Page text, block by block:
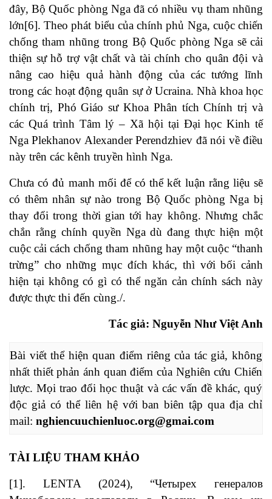
đây, Bộ Quốc phòng Nga đã có nhiều vụ tham nhũng
lớn[6]. Theo phát biểu của chính phủ Nga, cuộc chiến
chống tham nhũng trong Bộ Quốc phòng Nga sẽ cải
thiện sự hỗ trợ vật chất và tài chính cho quân đội và
nâng cao hiệu quả hành động của các tướng lĩnh
trong các hoạt động quân sự ở Ucraina. Nhà khoa học
chính trị, Phó Giáo sư Khoa Phân tích Chính trị và
các Quá trình Tâm lý – Xã hội tại Đại học Kinh tế
Nga Plekhanov Alexander Perendzhiev đã nói về điều
này trên các kênh truyền hình Nga.
Chưa có đủ manh mối để có thể kết luận rằng liệu sẽ
có thêm nhân sự nào trong Bộ Quốc phòng Nga bị
thay đổi trong thời gian tới hay không. Nhưng chắc
chắn rằng chính quyền Nga dù đang thực hiện một
cuộc cải cách chống tham nhũng hay một cuộc “thanh
trừng” cho những mục đích khác, thì với bối cảnh
hiện tại không có gì có thể ngăn cản chính sách này
được thực thi đến cùng./.
Tác giả: Nguyễn Như Việt Anh
Bài viết thể hiện quan điểm riêng của tác giả, không
nhất thiết phản ánh quan điểm của Nghiên cứu Chiến
lược. Mọi trao đổi học thuật và các vấn đề khác, quý
độc giả có thể liên hệ với ban biên tập qua địa chỉ
mail: nghiencuuchienluoc.org@gmai.com
TÀI LIỆU THAM KHẢO
[1]. LENTA (2024), “Четырех генералов